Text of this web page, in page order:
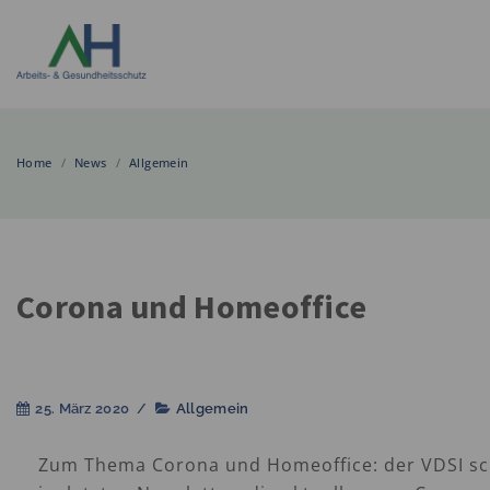
Home / News / Allgemein
Corona und Homeoffice
25. März 2020 / Allgemein
Zum Thema Corona und Homeoffice: der VDSI